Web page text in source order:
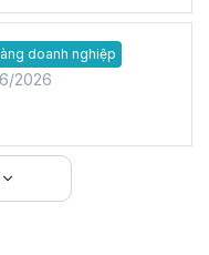
doanh nghiệp
2026